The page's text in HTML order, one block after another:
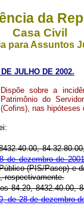
da
Casa Civil
para Assuntos
JULHO DE 2002.
Dispõe sobre a
Patrimônio do
(Cofins), nas hipóteses
de dezembro de
(PIS/Pasep)
respectivamente.
8432.40.00,
de 28 de dezembro